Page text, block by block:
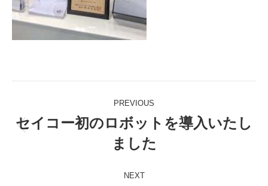
navigation
PREVIOUS
Previous
post:
セイコー初のロボットを導入いたし
ました
NEXT